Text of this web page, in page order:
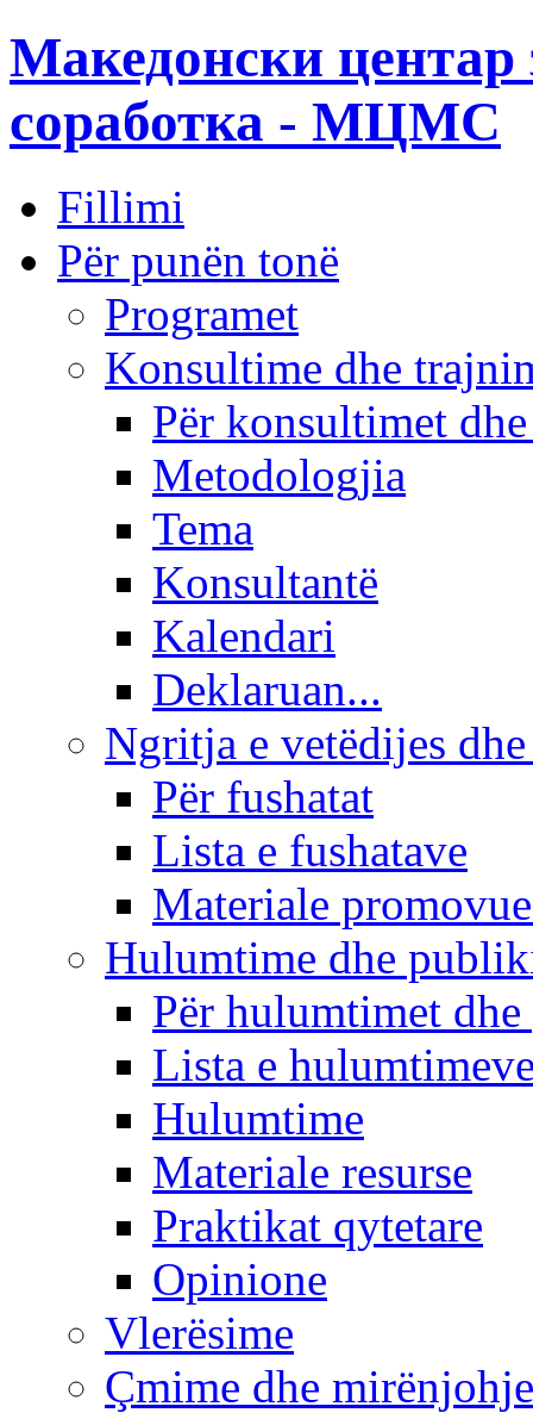
Македонски центар
соработка - МЦМС
Fillimi
Për punën tonë
Programet
Konsultime dhe
Për konsultimet
Metodologjia
Tema
Konsultantë
Kalendari
Deklaruan...
Ngritja e vetëdijes
Për fushatat
Lista e fushatave
Materiale
Hulumtime dhe
Për hulumtimet
Lista e
Hulumtime
Materiale resurse
Praktikat qytetare
Opinione
Vlerësime
Çmime dhe mirënjohje